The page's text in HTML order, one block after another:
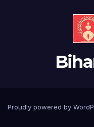
Proudly powered by